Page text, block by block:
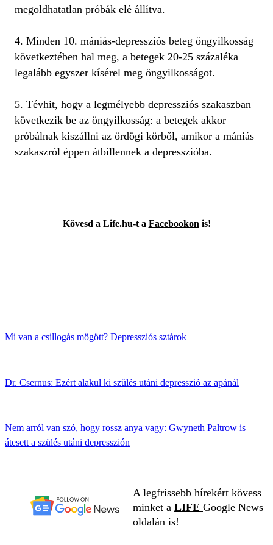
megoldhatatlan próbák elé állítva.
4. Minden 10. mániás-depressziós beteg öngyilkosság
következtében hal meg, a betegek 20-25 százaléka
legalább egyszer kísérel meg öngyilkosságot.
5. Tévhit, hogy a legmélyebb depressziós szakaszban
következik be az öngyilkosság: a betegek akkor
próbálnak kiszállni az ördögi körből, amikor a mániás
szakaszról éppen átbillennek a depresszióba.
Kövesd a Life.hu-t a Facebookon is!
Mi van a csillogás mögött? Depressziós sztárok
Dr. Csernus: Ezért alakul ki szülés utáni depresszió az apánál
Nem arról van szó, hogy rossz anya vagy: Gwyneth Paltrow is
átesett a szülés utáni depresszión
A legfrissebb hírekért kövess
minket a LIFE Google News
oldalán is!